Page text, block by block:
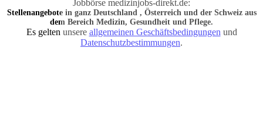
Jobbörse medizinjobs-direkt.de:
Stellenangebote in ganz Deutschland , Österreich und der Schweiz aus
dem Bereich Medizin, Gesundheit und Pflege.
Es gelten unsere allgemeinen Geschäftsbedingungen und
Datenschutzbestimmungen.